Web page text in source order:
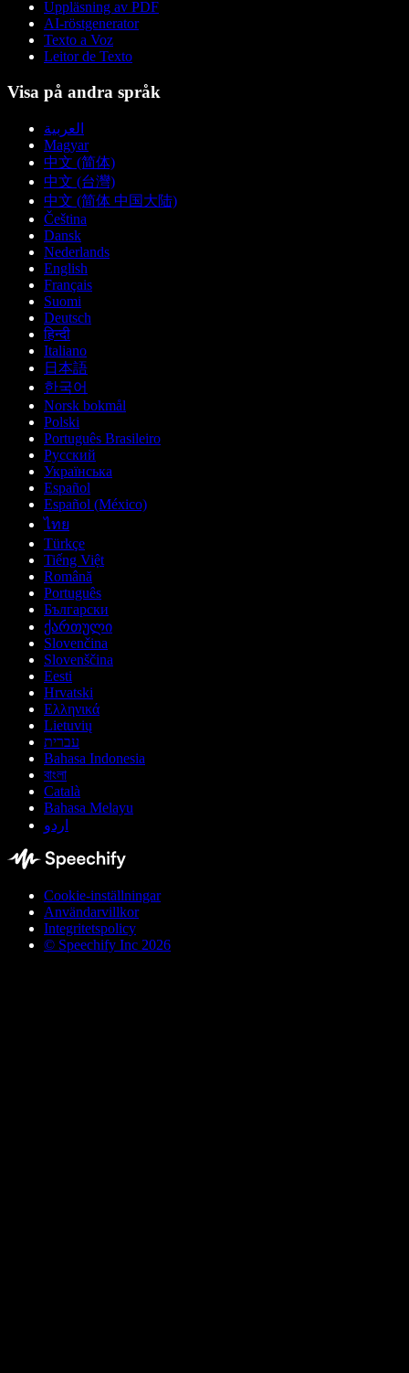
Uppläsning av PDF
AI-röstgenerator
Texto a Voz
Leitor de Texto
Visa på andra språk
العربية
Magyar
中文 (简体)
中文 (台灣)
中文 (简体 中国大陆)
Čeština
Dansk
Nederlands
English
Français
Suomi
Deutsch
हिन्दी
Italiano
日本語
한국어
Norsk bokmål
Polski
Português Brasileiro
Русский
Українська
Español
Español (México)
ไทย
Türkçe
Tiếng Việt
Română
Português
Български
ქართული
Slovenčina
Slovenščina
Eesti
Hrvatski
Ελληνικά
Lietuvių
עברית
Bahasa Indonesia
বাংলা
Català
Bahasa Melayu
اردو
Cookie-inställningar
Användarvillkor
Integritetspolicy
© Speechify Inc 2026